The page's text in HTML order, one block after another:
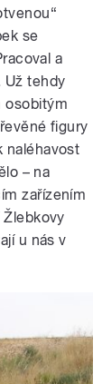
se
a
Už tehdy
osobitým
figury
naléhavost
– na
zařízením
Žlebkovy
u nás v